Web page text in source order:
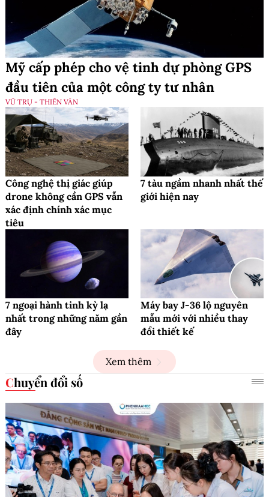
Mỹ cấp phép cho vệ tinh dự phòng GPS
đầu tiên của một công ty tư nhân
VŨ TRỤ - THIÊN VĂN
Công nghệ thị giác giúp
drone không cần GPS vẫn
xác định chính xác mục
tiêu
7 tàu ngầm nhanh nhất thế
giới hiện nay
7 ngoại hành tinh kỳ lạ
nhất trong những năm gần
đây
Máy bay J-36 lộ nguyên
mẫu mới với nhiều thay
đổi thiết kế
Xem thêm
Chuyển đổi số